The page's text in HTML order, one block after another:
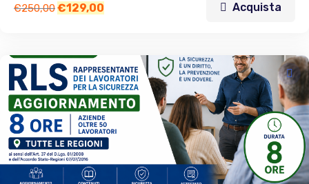
€250,00€129,00 Acquista